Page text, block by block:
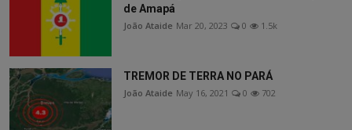
de Amapá
João Ataide Mar 20, 2023 0 1.5k
TREMOR DE TERRA NO PARÁ
João Ataide May 16, 2021 0 702